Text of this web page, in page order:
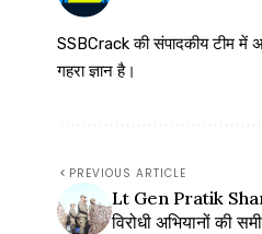
SSBCrack की संपादकीय टीम में
गहरा ज्ञान है।
PREVIOUS ARTICLE
Lt Gen Pratik
विरोधी अभियानों की